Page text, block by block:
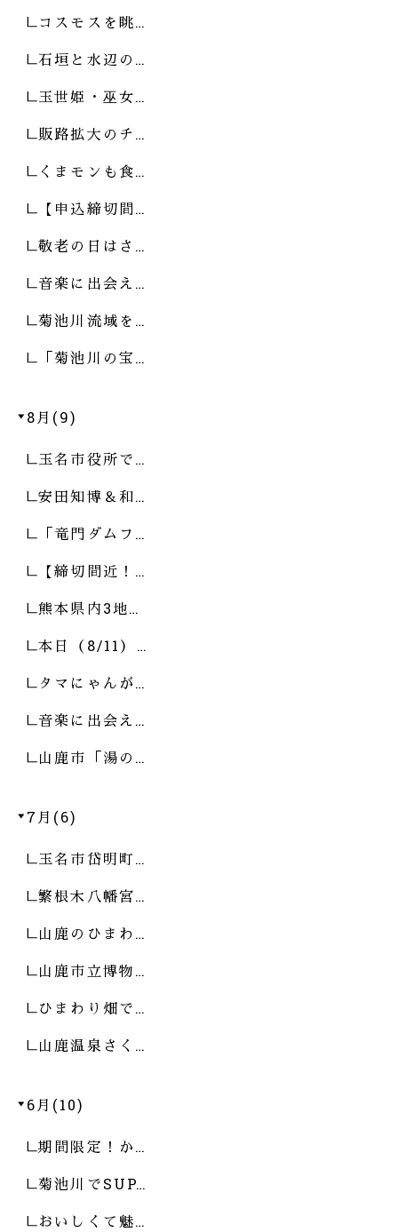
コスモスを眺…
石垣と水辺の…
玉世姫・巫女…
販路拡大のチ…
くまモンも食…
【申込締切間…
敬老の日はさ…
音楽に出会え…
菊池川流域を…
「菊池川の宝…
8月(9)
玉名市役所で…
安田知博＆和…
「竜門ダムフ…
【締切間近！…
熊本県内3地…
本日（8/11）…
タマにゃんが…
音楽に出会え…
山鹿市「湯の…
7月(6)
玉名市岱明町…
繁根木八幡宮…
山鹿のひまわ…
山鹿市立博物…
ひまわり畑で…
山鹿温泉さく…
6月(10)
期間限定！か…
菊池川でSUP…
おいしくて魅…